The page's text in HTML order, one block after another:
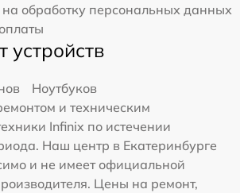
на обработку персональных данных
устройств
Ноутбуков
и техническим
Infinix по истечении
Наш центр в Екатеринбурге
и не имеет официальной
Цены на ремонт,